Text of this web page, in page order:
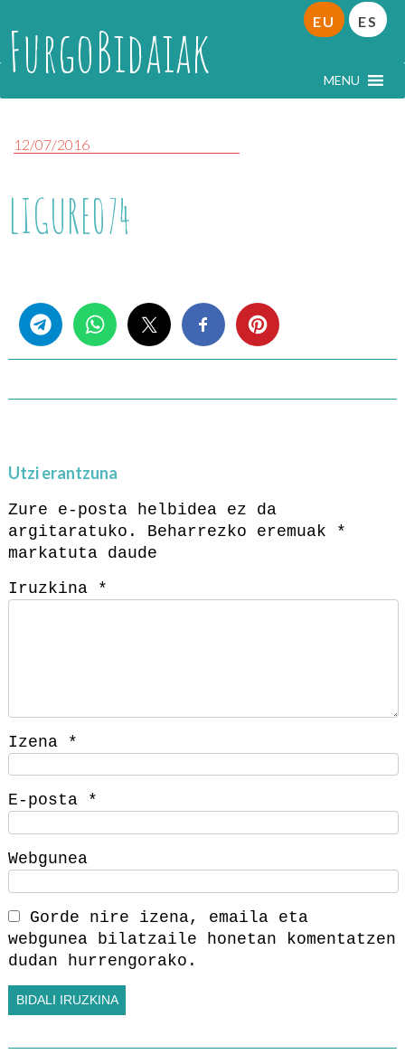
FurgoBidaiak MENU
EU ES
12/07/2016
LIGURE074
Utzi erantzuna
Zure e-posta helbidea ez da
argitaratuko.
Beharrezko eremuak
*
markatuta daude
Iruzkina
*
Izena *
E-posta *
Webgunea
Gorde nire izena, emaila eta
webgunea bilatzaile honetan komentatzen
dudan hurrengorako.